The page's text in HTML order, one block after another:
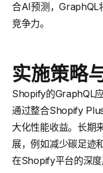
合AI预测，GraphQL
竞争力。
实施策略
Shopify的GraphQL
通过整合Shopify
大化性能收益。长期
展，例如减少碳足迹
在Shopify平台的深度